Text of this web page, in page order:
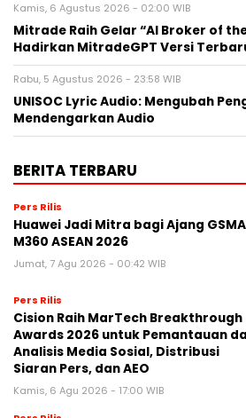
Kamis, 6 Agustus 2026 - 02:00 WIB
Mitrade Raih Gelar “AI Broker of
Hadirkan MitradeGPT Versi
Rabu, 5 Agustus 2026 - 23:58 WIB
UNISOC Lyric Audio: Mengubah
Mendengarkan Audio
BERITA TERBARU
Pers Rilis
Huawei Jadi Mitra bagi Ajang GSMA
M360 ASEAN 2026
Jumat, 7 Agu 2026 - 00:42 WIB
Pers Rilis
Cision Raih MarTech Breakthrough
Awards 2026 untuk Pemantauan
Analisis Media Sosial, Distribusi
Siaran Pers, dan AEO
Kamis, 6 Agu 2026 - 17:00 WIB